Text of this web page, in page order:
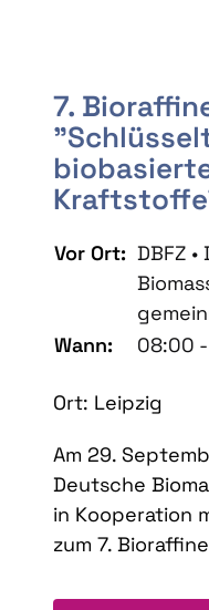
7.
Vor Ort: DBFZ
Wann:
08:00
Ort: Leipzig
Am 29.
Deutsche
in Kooperation
zum 7.